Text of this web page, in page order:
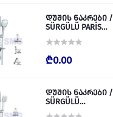
დუშის ნაკრები /
SÜRGÜLÜ PARİS
₾0.00
დუშის ნაკრები /
SÜRGÜLÜ